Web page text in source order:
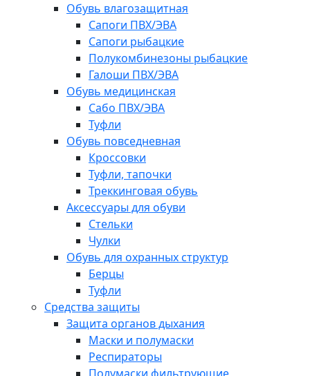
Обувь влагозащитная
Сапоги ПВХ/ЭВА
Сапоги рыбацкие
Полукомбинезоны рыбацкие
Галоши ПВХ/ЭВА
Обувь медицинская
Сабо ПВХ/ЭВА
Туфли
Обувь повседневная
Кроссовки
Туфли, тапочки
Треккинговая обувь
Аксессуары для обуви
Стельки
Чулки
Обувь для охранных структур
Берцы
Туфли
Средства защиты
Защита органов дыхания
Маски и полумаски
Респираторы